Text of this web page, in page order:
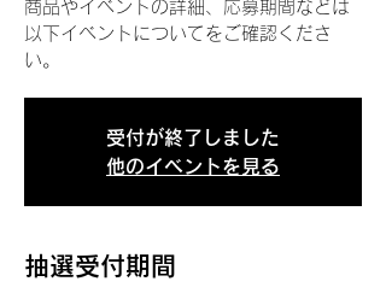
商品やイベントの詳細、応募期間などは
以下イベントについてをご確認くださ
い。
受付が終了しました
他のイベントを見る
抽選受付期間